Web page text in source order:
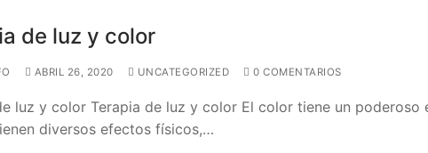
de luz y color
ABRIL 26, 2020 UNCATEGORIZED 0 COMENTARIOS
luz y color Terapia de luz y color El color tiene un
diversos efectos físicos,…